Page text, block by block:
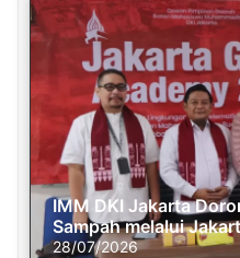
IMM DKI Jakarta
Sampah melalui
28/07/2026